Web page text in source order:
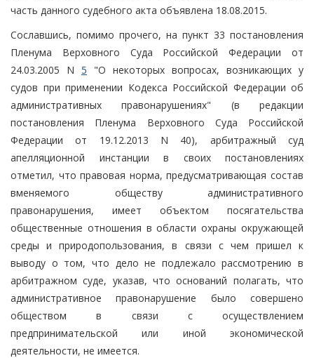
часть данного судебного акта объявлена 18.08.2015.
Сославшись, помимо прочего, на пункт 33 постановления
Пленума Верховного Суда Российской Федерации от
24.03.2005 N 5 "О некоторых вопросах, возникающих у
судов при применении Кодекса Российской Федерации об
административных правонарушениях" (в редакции
постановления Пленума Верховного Суда Российской
Федерации от 19.12.2013 N 40), арбитражный суд
апелляционной инстанции в своих постановлениях
отметил, что правовая норма, предусматривающая состав
вменяемого обществу административного
правонарушения, имеет объектом посягательства
общественные отношения в области охраны окружающей
среды и природопользования, в связи с чем пришел к
выводу о том, что дело не подлежало рассмотрению в
арбитражном суде, указав, что оснований полагать, что
административное правонарушение было совершено
обществом в связи с осуществлением
предпринимательской или иной экономической
деятельности, не имеется.